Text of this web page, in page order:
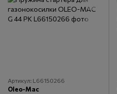
Артикул: L66150266
Oleo-Mac